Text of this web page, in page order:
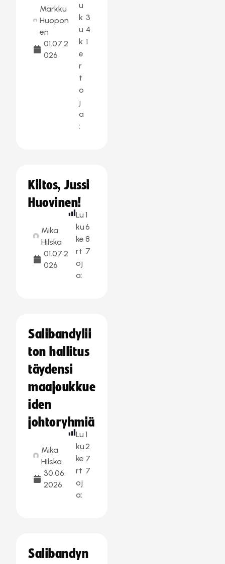
Markku
Huopon
en
01.07.2
026
u
k
u
k
e
r
t
o
j
a
:
3
4
1
Kiitos, Jussi
Huovinen!
Mika
Hilska
01.07.2
026
Lu
ku
ke
rt
oj
a:
1
6
8
7
Salibandylii
ton hallitus
täydensi
maajoukkue
iden
johtoryhmiä
Mika
Hilska
30.06.
2026
Lu
ku
ke
rt
oj
a:
1
2
7
7
Salibandyn